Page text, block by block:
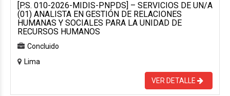
[P.S. 010-2026-MIDIS-PNPDS] – SERVICIOS DE UN/A
(01) ANALISTA EN GESTIÓN DE RELACIONES
HUMANAS Y SOCIALES PARA LA UNIDAD DE
RECURSOS HUMANOS
Concluido
Lima
VER DETALLE